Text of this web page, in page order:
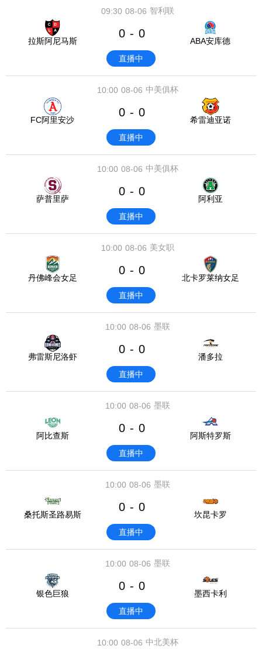
08-06
09:30 智利联
拉斯阿尼马斯
0 - 0
ABA安库德
直播中
08-06
10:00 中美俱杯
FC阿里安沙
0 - 0
希雷迪亚诺
直播中
08-06
10:00 中美俱杯
萨普里萨
0 - 0
阿利亚
直播中
08-06
10:00 美女职
丹佛峰会女足
0 - 0
北卡罗莱纳女足
直播中
08-06
10:00 墨联
弗雷斯尼洛虾
0 - 0
潘多拉
直播中
08-06
10:00 墨联
阿比查斯
0 - 0
阿斯特罗斯
直播中
08-06
10:00 墨联
桑托斯圣路易斯
0 - 0
坎昆卡罗
直播中
08-06
10:00 墨联
银色巨狼
0 - 0
墨西卡利
直播中
08-06
10:00 中北美杯